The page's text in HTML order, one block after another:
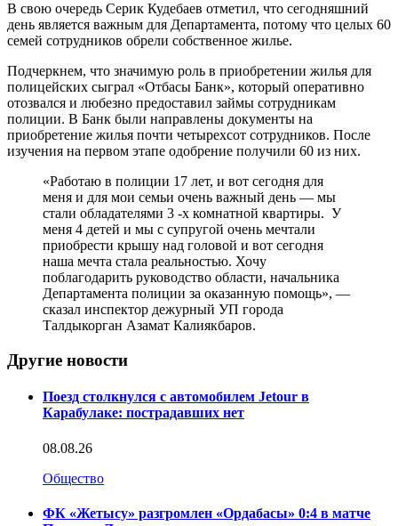
В свою очередь Серик Кудебаев отметил, что сегодняшний
день является важным для Департамента, потому что целых 60
семей сотрудников обрели собственное жилье.
Подчеркнем, что значимую роль в приобретении жилья для
полицейских сыграл «Отбасы Банк», который оперативно
отозвался и любезно предоставил займы сотрудникам
полиции. В Банк были направлены документы на
приобретение жилья почти четырехсот сотрудников. После
изучения на первом этапе одобрение получили 60 из них.
«Работаю в полиции 17 лет, и вот сегодня для
меня и для мои семьи очень важный день — мы
стали обладателями 3 -х комнатной квартиры. У
меня 4 детей и мы с супругой очень мечтали
приобрести крышу над головой и вот сегодня
наша мечта стала реальностью. Хочу
поблагодарить руководство области, начальника
Департамента полиции за оказанную помощь», —
сказал инспектор дежурный УП города
Талдыкорган Азамат Калиякбаров.
Другие новости
Поезд столкнулся с автомобилем Jetour в
Карабулаке: пострадавших нет
08.08.26
Общество
ФК «Жетысу» разгромлен «Ордабасы» 0:4 в матче